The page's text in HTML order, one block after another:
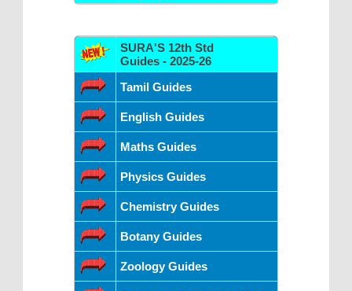
SURA'S 12th Std
Guides - 2025-26
Tamil Guides
English Guides
Maths Guides
Physics Guides
Chemistry Guides
Botany Guides
Zoology Guides